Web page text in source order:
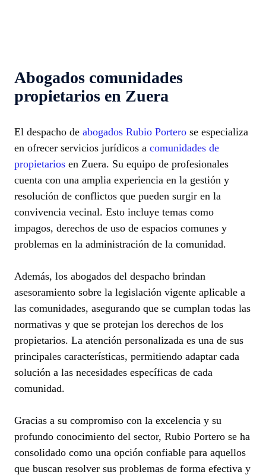
Abogados comunidades
propietarios en Zuera
El despacho de abogados Rubio Portero se especializa
en ofrecer servicios jurídicos a comunidades de
propietarios en Zuera. Su equipo de profesionales
cuenta con una amplia experiencia en la gestión y
resolución de conflictos que pueden surgir en la
convivencia vecinal. Esto incluye temas como
impagos, derechos de uso de espacios comunes y
problemas en la administración de la comunidad.
Además, los abogados del despacho brindan
asesoramiento sobre la legislación vigente aplicable a
las comunidades, asegurando que se cumplan todas las
normativas y que se protejan los derechos de los
propietarios. La atención personalizada es una de sus
principales características, permitiendo adaptar cada
solución a las necesidades específicas de cada
comunidad.
Gracias a su compromiso con la excelencia y su
profundo conocimiento del sector, Rubio Portero se ha
consolidado como una opción confiable para aquellos
que buscan resolver sus problemas de forma efectiva y